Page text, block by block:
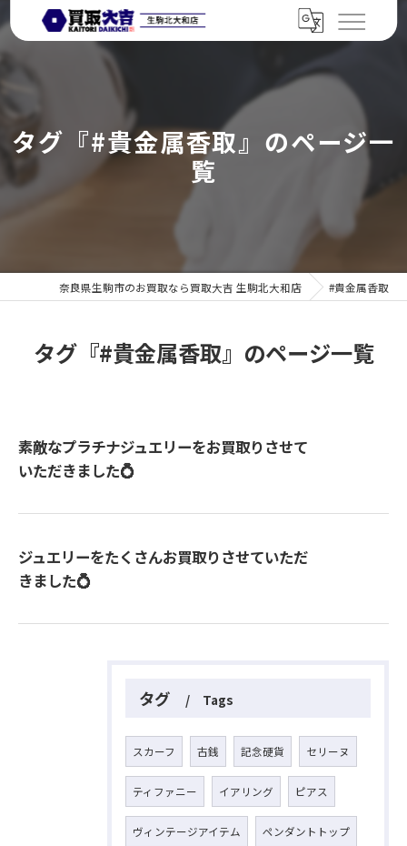
タグ『#貴金属香取』のページ一
覧
奈良県生駒市のお買取なら買取大吉 生駒北大和店 #貴金属香取
タグ『#貴金属香取』のページ一覧
素敵なプラチナジュエリーをお買取りさせて
いただきました💍
ジュエリーをたくさんお買取りさせていただ
きました💍
タグ Tags
スカーフ 古銭 記念硬貨 セリーヌ
ティファニー イアリング ピアス
ヴィンテージアイテム ペンダントトップ